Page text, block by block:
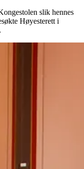
slik hennes
Høyesterett i